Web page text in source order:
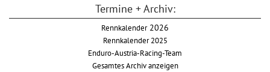
Termine + Archiv:
Rennkalender2026
Rennkalender 2025
Enduro-Austria-Racing-Team
Gesamtes Archiv anzeigen